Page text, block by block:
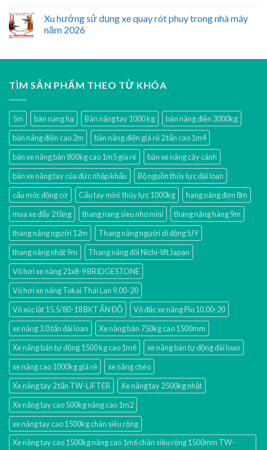
Xu hướng sử dụng xe quay rót phuy trong nhà máy
năm 2026
TÌM SẢN PHẨM THEO TỪ KHÓA
5m bàn nang hạ Bàn nâng tay 1000 kg
bàn nâng điện 3000kg
bàn nâng điện cao 2m
bàn nâng điện giá rẻ 2 tấn cao 1m4
bán xe nâng bàn 800kg cao 1m5 gía rẻ
bán xe nâng cây cảnh
bán xe nâng tay của đức nhập khẩu
Bộ nguồn thủy lực đài loan
cẩu móc động cơ
Cẩu tay mini thủy lực 1000kg
hang nâng đơn 8m
mua xe đẩy 2 tầng
thang nang sieu nho mini
thang nâng hàng 9m
thang nâng người 12m
Thang nâng người di động SJY
thang nâng nhật 9m
Thang nâng đôi Nichi-lift Japan
Vỏ hơi xe nâng 21x8-9 BRIDGESTONE
Vỏ hơi xe nâng Tokai Thái Lan 9.00-20
Vỏ xúc lật 15.5/80-18 BKT ẤN ĐỘ
Vỏ đặc xe nâng Pio 10.00-20
xe nâng 3.0 tấn đài loan
Xe nâng bàn 750kg cao 1500mm
Xe nâng bán tự động 1500 kg cao 1m6
xe nâng bán tự động đài loan
xe nâng cao 1000kg giá rẻ
xe nâng chéo
Xe nâng tay 2 tấn TW-LIFTER
Xe nâng tay 2500kg nhật
Xe nâng tay cao 500kg nâng cao 1m2
xe nâng tay cao 1500kg chân siêu rộng
Xe nâng tay cao 1500kg nâng cao 1m6 chân siêu rộng 1500mm TW-